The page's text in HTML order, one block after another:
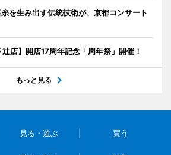
を生み出す伝統技術が、京都コンサート
辻店】開店17周年記念「周年祭」開催！
もっと見る
見る・遊ぶ 買う